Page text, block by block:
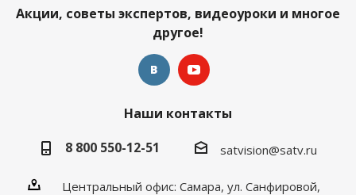
Акции, советы экспертов, видеоуроки и многое
другое!
Наши контакты
8 800 550-12-51
satvision@satv.ru
Центральный офис: Самара, ул. Санфировой,